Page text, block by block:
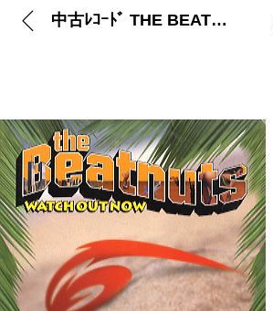
中古ﾚｺｰﾄﾞ THE BEATNUTS – WATCH OUT NOW / TURN IT OUT